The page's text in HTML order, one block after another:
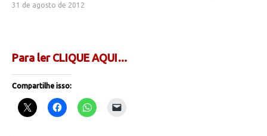
31 de agosto de 2012
Para ler CLIQUE AQUI…
Compartilhe isso: